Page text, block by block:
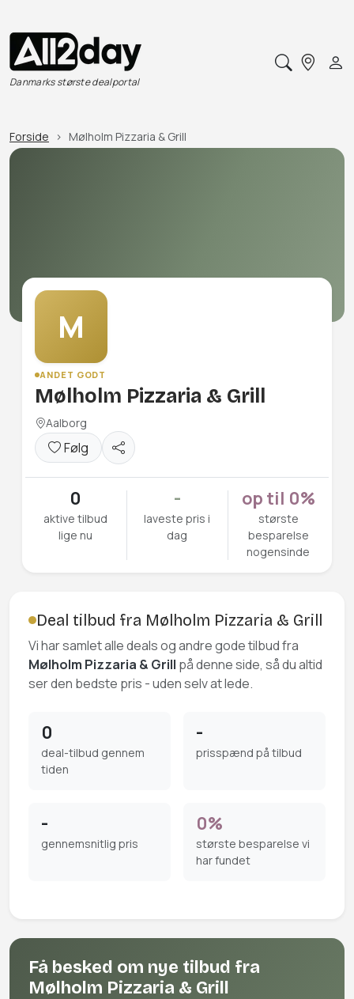
Danmarks største dealportal
Forside Mølholm Pizzaria & Grill
M
ANDET GODT
Mølholm Pizzaria & Grill
Aalborg
Følg
0
aktive tilbud
lige nu
-
laveste pris i
dag
op til 0%
største
besparelse
nogensinde
Deal tilbud fra Mølholm Pizzaria & Grill
Vi har samlet alle deals og andre gode tilbud fra
Mølholm Pizzaria & Grill på denne side, så du altid
ser den bedste pris - uden selv at lede.
0
deal-tilbud gennem
tiden
-
prisspænd på tilbud
-
gennemsnitlig pris
0%
største besparelse vi
har fundet
Få besked om nye tilbud fra
Mølholm Pizzaria & Grill